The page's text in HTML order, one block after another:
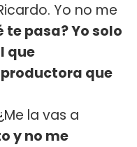
Yo no me
te pasa? Yo solo
que
productora que
la vas a
y no me